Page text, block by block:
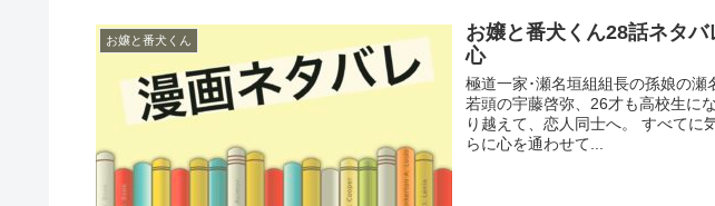
お嬢と番犬くん
お嬢と番犬くん28話ネタ
心
極道一家･瀬名垣組組長の孫娘の瀬
若頭の宇藤啓弥、26才も高校生に
り越えて、恋人同士へ。 すべてに
らに心を通わせて...